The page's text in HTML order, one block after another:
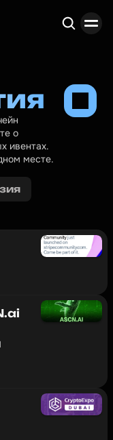
о
ивентах.
месте.